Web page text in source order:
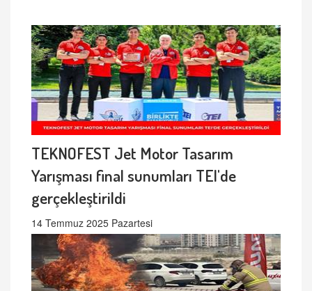
TEKNOFEST Jet Motor Tasarım
Yarışması final sunumları TEI'de
gerçekleştirildi
14 Temmuz 2025 Pazartesi